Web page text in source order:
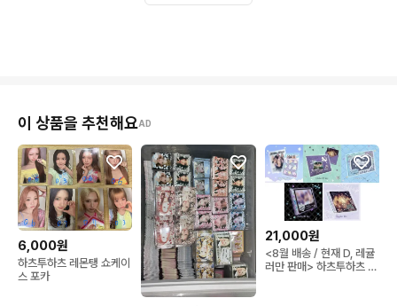
이 상품을 추천해요AD
6,000원
하츠투하츠 레몬탱 쇼케이
스 포카
21,000원
<8월 배송 / 현재 D, 레귤
러만 판매> 하츠투하츠 일